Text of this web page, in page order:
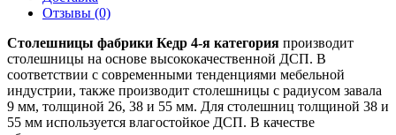
Отзывы (0)
Столешницы фабрики Кедр 4-я категория производит
столешницы на основе высококачественной ДСП. В
соответствии с современными тенденциями мебельной
индустрии, также производит столешницы с радиусом завала
9 мм, толщиной 26, 38 и 55 мм. Для столешниц толщиной 38 и
55 мм используется влагостойкое ДСП. В качестве